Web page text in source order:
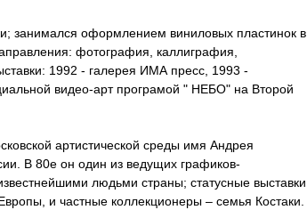
занимался оформлением виниловых пластинок в
фотография, каллиграфия,
1992 - галерея ИМА пресс, 1993 -
видео-арт програмой " НЕБО" на Второй
артистической среды имя Андрея
В 80е он один из ведущих графиков-
людьми страны; статусные выставки
и частные коллекционеры – семья Костаки.